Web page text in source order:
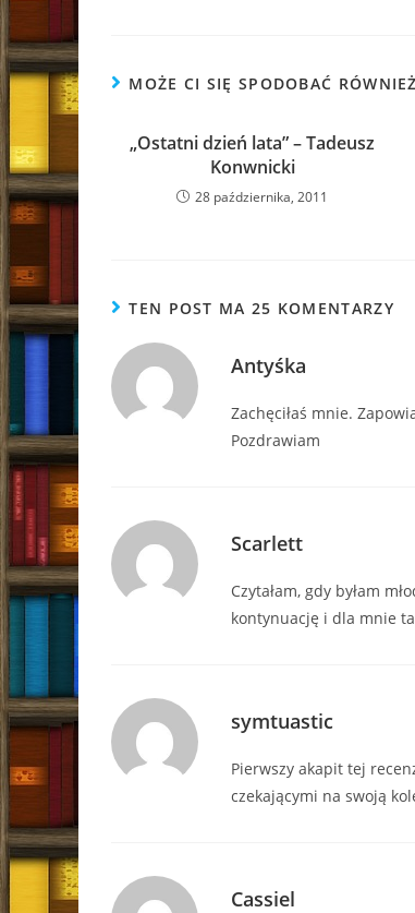
MOŻE CI SIĘ SPODOBAĆ RÓWNIEŻ
„Ostatni dzień lata” – Tadeusz
Konwnicki
28 października, 2011
TEN POST MA 25 KOMENTARZY
Antyśka
Zachęciłaś mnie.
Pozdrawiam
Scarlett
Czytałam, gdy byłam
kontynuację i dla mnie
symtuastic
Pierwszy akapit tej
czekającymi na swoją
Cassiel